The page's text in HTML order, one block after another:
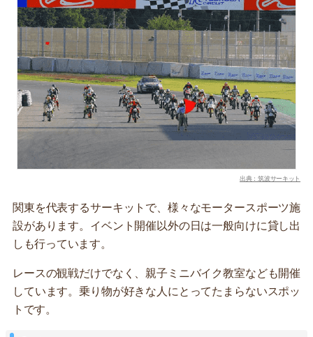
出典：筑波サーキット
関東を代表するサーキットで、様々なモータースポーツ施
設があります。イベント開催以外の日は一般向けに貸し出
しも行っています。
レースの観戦だけでなく、親子ミニバイク教室なども開催
しています。乗り物が好きな人にとってたまらないスポッ
トです。